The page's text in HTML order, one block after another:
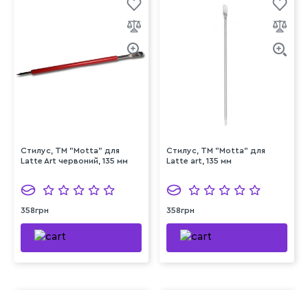
Стилус, ТМ "Motta" для
Latte Art червоний, 135 мм
358грн
Стилус, ТМ "Motta" для
Latte art, 135 мм
358грн